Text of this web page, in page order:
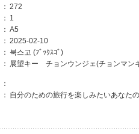
： 272
： 1
： A5
： 2025-02-10
： 북스고 (ﾌﾞｯｸｽｺﾞ)
： 展望キー チョンウンジェ(チョンマン
：
： 自分のための旅行を楽しみたいあなた